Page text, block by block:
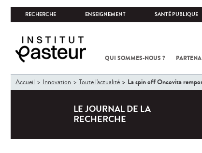
RECHERCHE ENSEIGNEMENT SANTÉ PUBLIQUE
QUI SOMMES-NOUS ?
Vous
êtes
Accueil Innovation Toute l'actualité La spin off Oncovita
LE JOURNAL DE LA
RECHERCHE